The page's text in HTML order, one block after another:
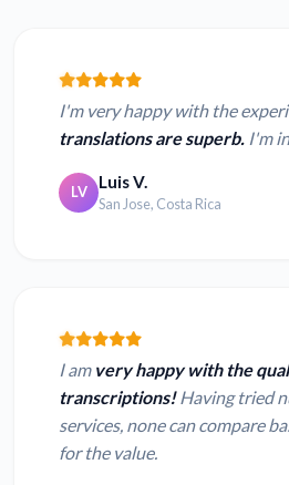
I'm very happy with the
translations are superb. I'm
LV Luis V.
San Jose, Costa Rica
I am very happy with the
transcriptions!Having tried
services, none can compare
for the value.